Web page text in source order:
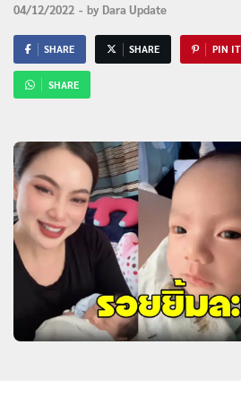
04/12/2022 - by Dara Update
SHARE SHARE PIN IT
SHARE